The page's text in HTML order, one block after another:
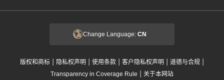
Change Language: CN
版权和商标 | 隐私权声明 | 使用条款 | 客户隐私权声明 | 道德与合规 |
Transparency in Coverage Rule | 关于本网站